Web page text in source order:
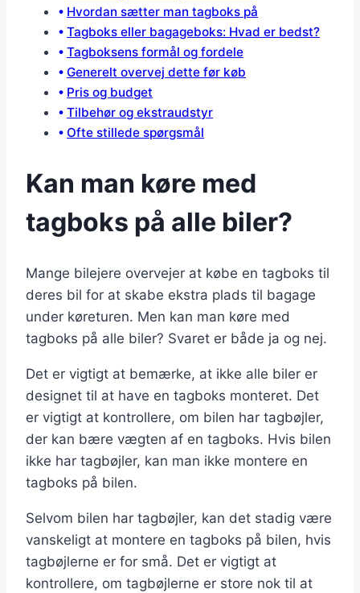
Hvordan sætter man tagboks på
Tagboks eller bagageboks: Hvad er bedst?
Tagboksens formål og fordele
Generelt overvej dette før køb
Pris og budget
Tilbehør og ekstraudstyr
Ofte stillede spørgsmål
Kan man køre med
tagboks på alle biler?
Mange bilejere overvejer at købe en tagboks til
deres bil for at skabe ekstra plads til bagage
under køreturen. Men kan man køre med
tagboks på alle biler? Svaret er både ja og nej.
Det er vigtigt at bemærke, at ikke alle biler er
designet til at have en tagboks monteret. Det
er vigtigt at kontrollere, om bilen har tagbøjler,
der kan bære vægten af en tagboks. Hvis bilen
ikke har tagbøjler, kan man ikke montere en
tagboks på bilen.
Selvom bilen har tagbøjler, kan det stadig være
vanskeligt at montere en tagboks på bilen, hvis
tagbøjlerne er for små. Det er vigtigt at
kontrollere, om tagbøjlerne er store nok til at